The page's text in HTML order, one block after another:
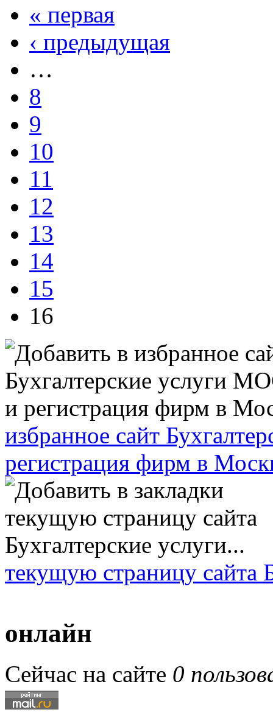
« первая
‹ предыдущая
…
8
9
10
11
12
13
14
15
16
избранное сайт
регистрация фирм в
текущую страницу сайта
онлайн
Сейчас на сайте 0